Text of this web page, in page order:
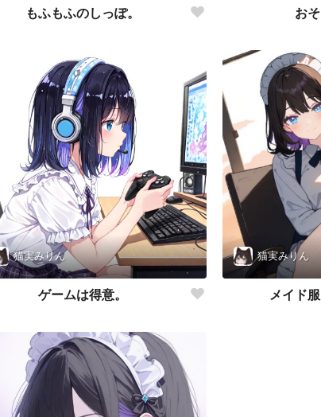
もふもふのしっぽ。 おそ
猫実みりん
ゲームは得意。
猫実みりん
メイド